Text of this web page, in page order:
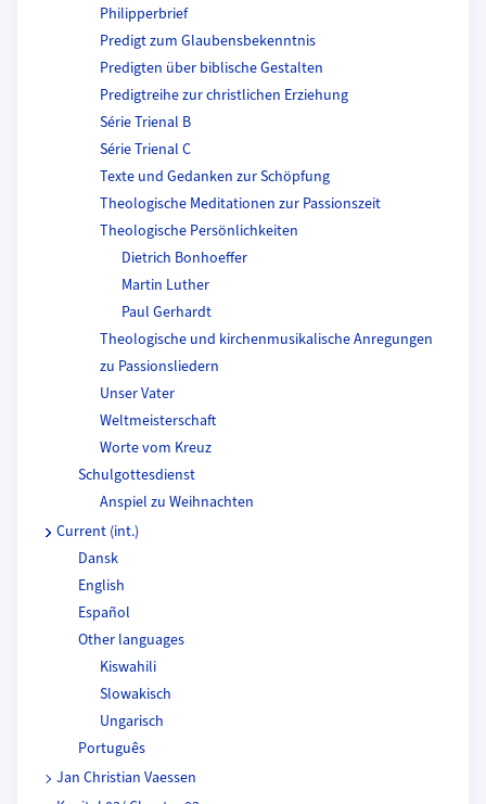
Philipperbrief
Predigt zum Glaubensbekenntnis
Predigten über biblische Gestalten
Predigtreihe zur christlichen Erziehung
Série Trienal B
Série Trienal C
Texte und Gedanken zur Schöpfung
Theologische Meditationen zur Passionszeit
Theologische Persönlichkeiten
Dietrich Bonhoeffer
Martin Luther
Paul Gerhardt
Theologische und kirchenmusikalische Anregungen
zu Passionsliedern
Unser Vater
Weltmeisterschaft
Worte vom Kreuz
Schulgottesdienst
Anspiel zu Weihnachten
Current (int.)
Dansk
English
Español
Other languages
Kiswahili
Slowakisch
Ungarisch
Português
Jan Christian Vaessen